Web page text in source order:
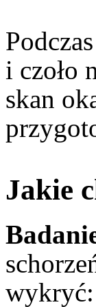
i czoło
skan
Jakie
wykryć: